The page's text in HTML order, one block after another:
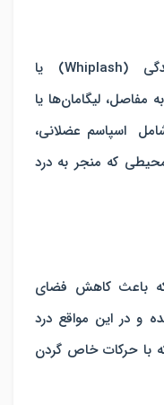
ضربه‌های ورزشی، تصادفات رانندگی (Whiplash) یا
لیگامان‌ها یا
اسپاسم عضلانی،
که منجر به درد
که باعث کاهش فضای
و در این مواقع درد
با حرکات خاص گردن